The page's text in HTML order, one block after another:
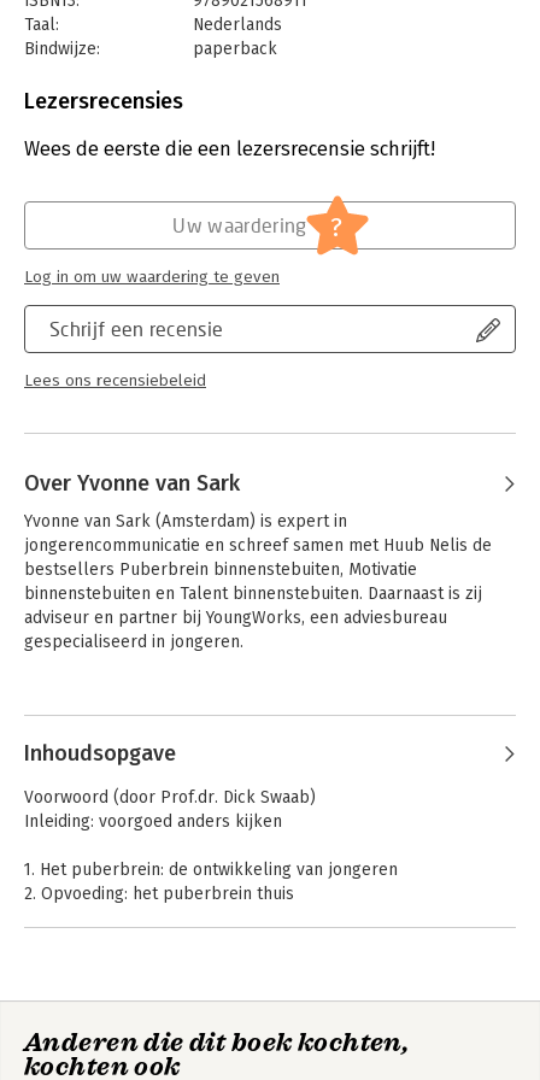
Taal:
Nederlands
Bindwijze:
paperback
Uitgever:
Verschijningsdatum:
29-1-2019
Lezersrecensies
Wees de eerste die een lezersrecensie schrijft!
Schrijf een recensie
Lees ons recensiebeleid
Uw waardering ?
Log in om uw waardering te geven
Over Yvonne van Sark
Yvonne van Sark (Amsterdam) is expert in
jongerencommunicatie en schreef samen met Huub Nelis de
bestsellers Puberbrein binnenstebuiten, Motivatie
binnenstebuiten en Talent binnenstebuiten. Daarnaast is zij
adviseur en partner bij YoungWorks, een adviesbureau
gespecialiseerd in jongeren.
Inhoudsopgave
Voorwoord (door Prof.dr. Dick Swaab)
Inleiding: voorgoed anders kijken
1. Het puberbrein: de ontwikkeling van jongeren
2. Opvoeding: het puberbrein thuis
8. Het puberbrein: in het doolhof van studiekeuzes
9. Het puberbrein: op de arbeidsmarkt
Anderen die dit boek kochten,
kochten ook